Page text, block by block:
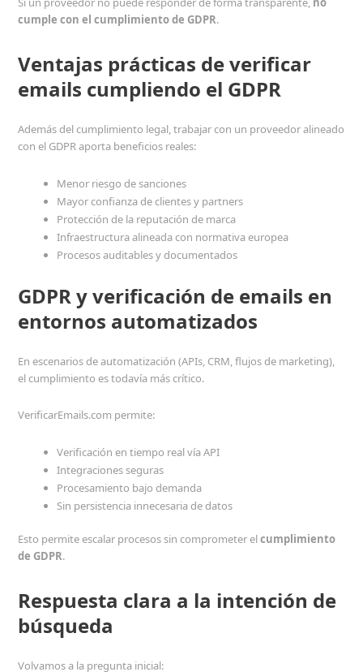
cumple con el cumplimiento de GDPR.
Ventajas prácticas de verificar
emails cumpliendo el GDPR
Además del cumplimiento legal, trabajar con un proveedor alineado
con el GDPR aporta beneficios reales:
Menor riesgo de sanciones
Mayor confianza de clientes y partners
Protección de la reputación de marca
Infraestructura alineada con normativa europea
Procesos auditables y documentados
GDPR y verificación de emails en
entornos automatizados
En escenarios de automatización (APIs, CRM, flujos de marketing),
el cumplimiento es todavía más crítico.
VerificarEmails.com permite:
Verificación en tiempo real vía API
Integraciones seguras
Procesamiento bajo demanda
Sin persistencia innecesaria de datos
Esto permite escalar procesos sin comprometer elcumplimiento
de GDPR.
Respuesta clara a la intención de
búsqueda
Volvamos a la pregunta inicial: